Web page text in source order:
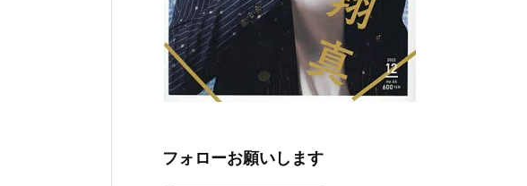
フォローお願いします